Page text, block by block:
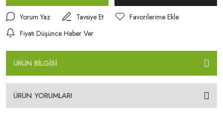
Yorum Yaz
Tavsiye Et
Fiyatı Düşünce Haber Ver
ÜRÜN BİLGİSİ
ÜRÜN YORUMLARI